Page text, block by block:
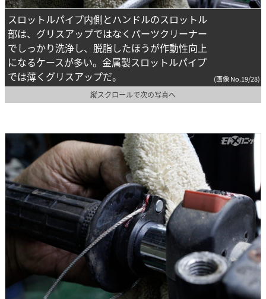
スロットルパイプ内側とハンドルのスロットル
部は、グリスアップではなくパーツクリーナー
でしっかり洗浄し、脱脂したほうが作動性向上
になるケースが多い。金属製スロットルパイプ
では薄くグリスアップだ。
(画像 No.19/28)
縦スクロールで次の写真へ